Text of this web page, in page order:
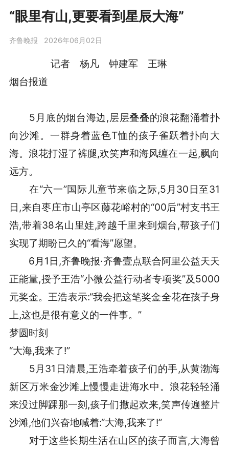
“眼里有山,更要看到星辰大海”
齐鲁晚报 2026年06月02日
记者 杨凡 钟建军 王琳
烟台报道
5月底的烟台海边,层层叠叠的浪花翻涌着扑
向沙滩。一群身着蓝色T恤的孩子雀跃着扑向大
海。浪花打湿了裤腿,欢笑声和海风缠在一起,飘向
远方。
在“六一”国际儿童节来临之际,5月30日至31
日,来自枣庄市山亭区藤花峪村的“00后”村支书王
浩,带着38名山里娃,跨越千里来到烟台,帮孩子们
实现了期盼已久的“看海”愿望。
6月1日,齐鲁晚报·齐鲁壹点联合阿里公益天天
正能量,授予王浩“小微公益行动者专项奖”及5000
元奖金。王浩表示:“我会把这笔奖金全花在孩子身
上,这也是很有意义的一件事。”
梦圆时刻
“大海,我来了!”
5月31日清晨,王浩牵着孩子们的手,从黄渤海
新区万米金沙滩上慢慢走进海水中。浪花轻轻涌
来没过脚踝那一刻,孩子们撒起欢来,笑声传遍整片
沙滩,他们兴奋地喊着:“大海,我来了!”
对于这些长期生活在山区的孩子而言,大海曾